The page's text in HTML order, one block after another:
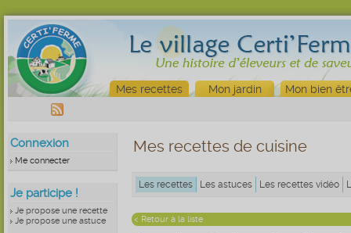
Mes recettes Mon jardin Mon bien
Connexion
Me connecter
Je participe !
Je propose une recette
Je propose une astuce
Mes recettes de cuisine
Les recettes Les astuces Les recettes vidéo
< Retour à la liste